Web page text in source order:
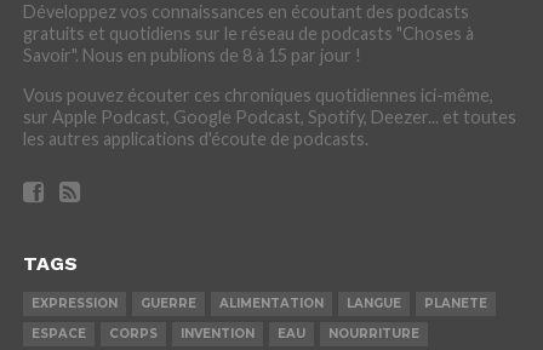
Développez vos connaissances en écoutant des podcasts
gratuits et quotidiens sur le réseau de podcasts "Choses à
Savoir". Nous en publions de 8 à 15 par jour !
Vous pouvez écouter ces chroniques quotidiennes ici-même,
sur Apple Podcast, Google Podcast, Spotify, Deezer... et toutes
les autres applications d'écoute de podcasts.
TAGS
EXPRESSION GUERRE ALIMENTATION LANGUE
PLANETE
ESPACE
CORPS INVENTION EAU NOURRITURE